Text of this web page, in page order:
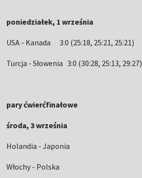
poniedziałek, 1 września
USA - Kanada 3:0 (25:18, 25:21, 25:21)
Turcja - Słowenia 3:0 (30:28, 25:13, 29:27)
pary ćwierćfinałowe
środa, 3 września
Holandia - Japonia
Włochy - Polska